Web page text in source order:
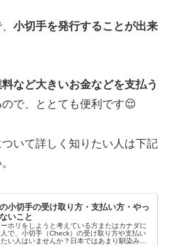
小切手を発行することが出来
など大きいお金などを支払う
ので、ととても便利です😌
いて詳しく知りたい人は下記
小切手の受け取り方・支払い方・やっ
いこと
ホリをしようと考えている方またはカナダに
で、小切手（Check）の受け取り方や支払い
い人はいませんか？日本ではあまり馴染みの